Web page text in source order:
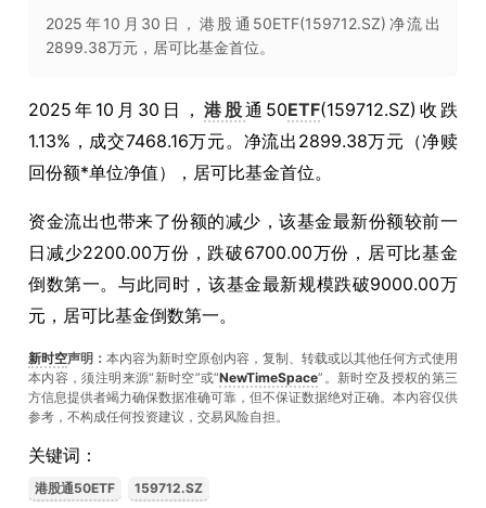
2025年10月30日，港股通50ETF(159712.SZ)净流出
2899.38万元，居可比基金首位。
2025年10月30日， 港股通50ETF(159712.SZ)收跌
1.13%，成交7468.16万元。净流出2899.38万元（净赎
回份额*单位净值），居可比基金首位。
资金流出也带来了份额的减少，该基金最新份额较前一
日减少2200.00万份，跌破6700.00万份，居可比基金
倒数第一。与此同时，该基金最新规模跌破9000.00万
元，居可比基金倒数第一。
新时空声明： 本内容为新时空原创内容，复制、转载或以其他任何方式使用
本内容，须注明来源“新时空”或“NewTimeSpace”。新时空及授权的第三
方信息提供者竭力确保数据准确可靠，但不保证数据绝对正确。本內容仅供
参考，不构成任何投资建议，交易风险自担。
关键词：
港股通50ETF 159712.SZ